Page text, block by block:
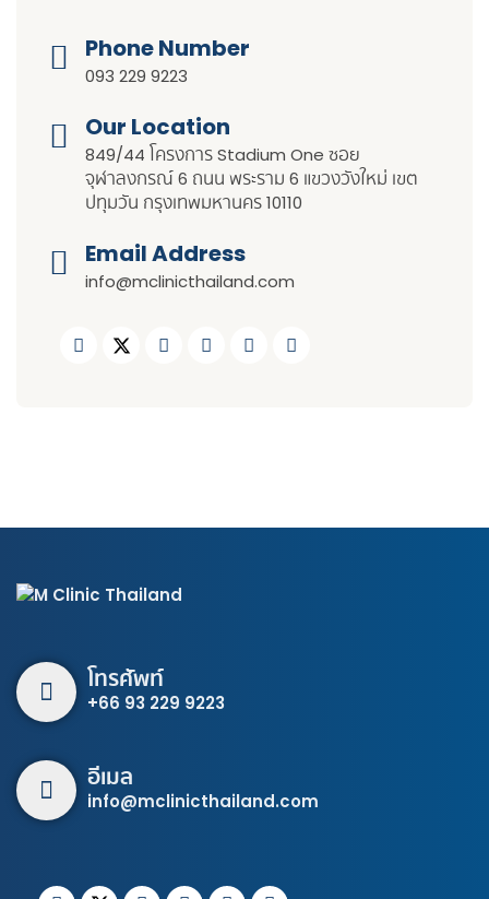
Phone Number
093 229 9223
Our Location​​
849/44 โครงการ Stadium One ซอย
จุฬาลงกรณ์ 6 ถนน พระราม 6 แขวงวังใหม่ เขต
ปทุมวัน กรุงเทพมหานคร 10110
Email Address
info@mclinicthailand.com
โทรศัพท์
+66 93 229 9223
อีเมล
info@mclinicthailand.com